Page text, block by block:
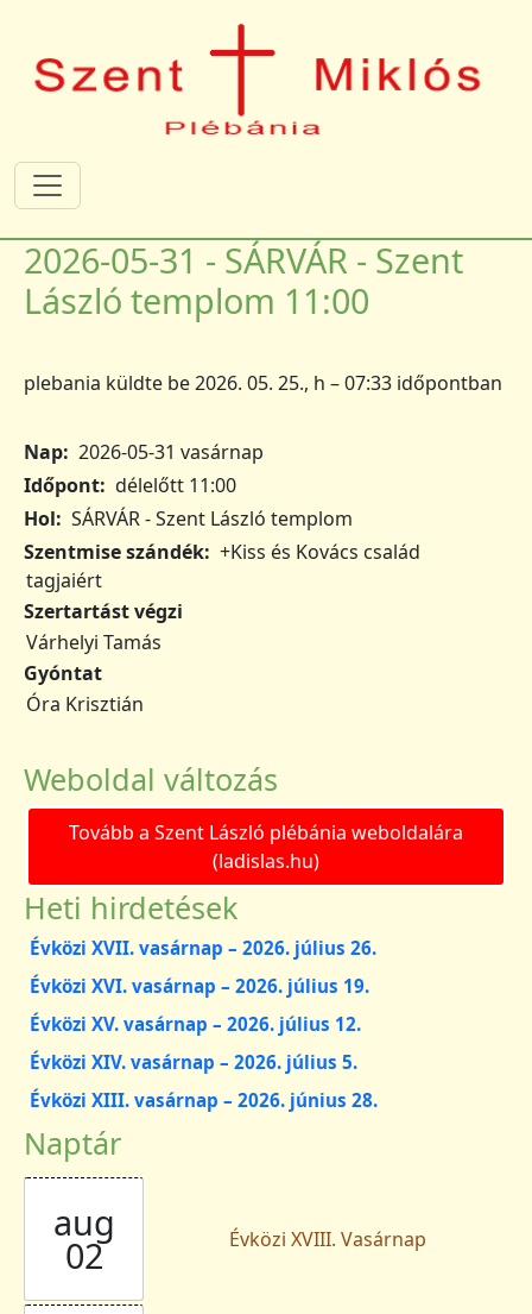
2026-05-31 - SÁRVÁR - Szent
László templom 11:00
plebania küldte be2026. 05. 25., h – 07:33 időpontban
Nap 2026-05-31 vasárnap
Időpont délelőtt 11:00
Hol
SÁRVÁR - Szent László templom
Szentmise szándék +Kiss és Kovács család
tagjaiért
Szertartást végzi
Várhelyi Tamás
Gyóntat
Óra Krisztián
Weboldal változás
Tovább a Szent László plébánia weboldalára
(ladislas.hu)
Heti hirdetések
Évközi XVII. vasárnap – 2026. július 26.
Évközi XVI. vasárnap – 2026. július 19.
Évközi XV. vasárnap – 2026. július 12.
Évközi XIV. vasárnap – 2026. július 5.
Évközi XIII. vasárnap – 2026. június 28.
Naptár
aug
02 Évközi XVIII. Vasárnap